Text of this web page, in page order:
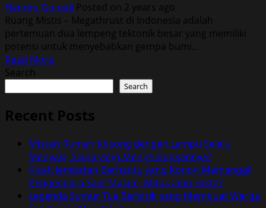
Hendra Gunadi Posted on 2 years ago
Ruang Mistis – Megathrust di Indonesia adalah
pertemuan dua lempeng tektonik besar yang memiliki
potensi untuk menyebabkan gempa bumi...
Read MoreRead
Megathrust
di
Indonesia
‘Pecah’?
Simak
Prediksi
dan
Dampaknya!
Search
Search
Recent Posts
Misteri Rumah Kosong dengan Lampu Selalu
Menyala, Siapa yang Menghidupkannya?
Kisah Jembatan Berhantu yang Konon Memanggil
Pengendara Saat Malam, Mitos atau Fakta?
Legenda Sumur Tua Berbisik yang Membuat Warga